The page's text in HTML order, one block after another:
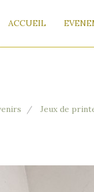
ACCUEIL
Jeux de